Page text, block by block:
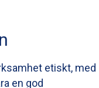
etiskt, med
en god